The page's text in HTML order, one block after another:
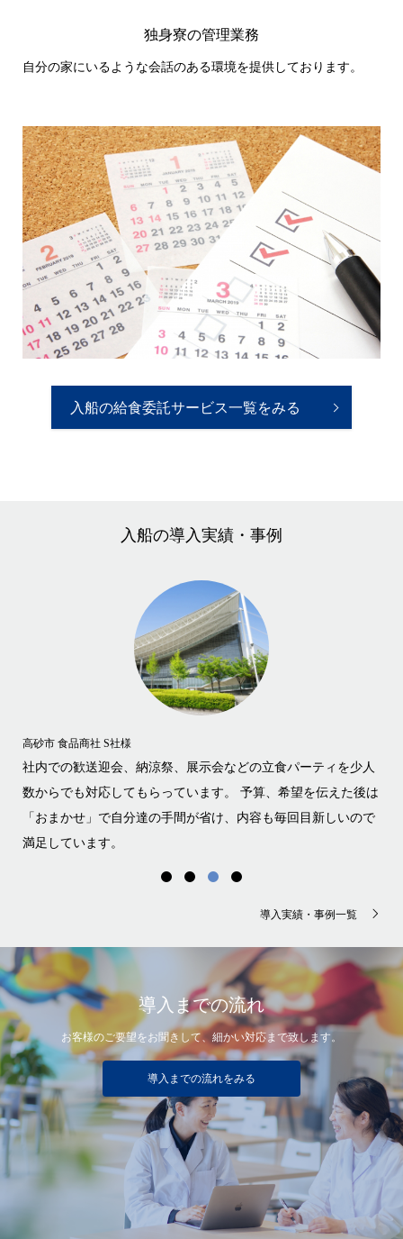
独身寮の管理業務
自分の家にいるような会話のある環境を提供しております。
入船の給食委託サービス一覧をみる
入船の導入実績・事例
高砂市 食品商社 S社様
社内での歓送迎会、納涼祭、展示会などの立食パーティを少人
数からでも対応してもらっています。 予算、希望を伝えた後は
「おまかせ」で自分達の手間が省け、内容も毎回目新しいので
満足しています。
導入実績・事例一覧
導入までの流れ
お客様のご要望をお聞きして、細かい対応まで致します。
導入までの流れをみる